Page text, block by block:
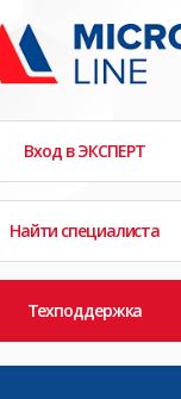
Вход в ЭКСПЕРТ
Найти специалиста
Техподдержка